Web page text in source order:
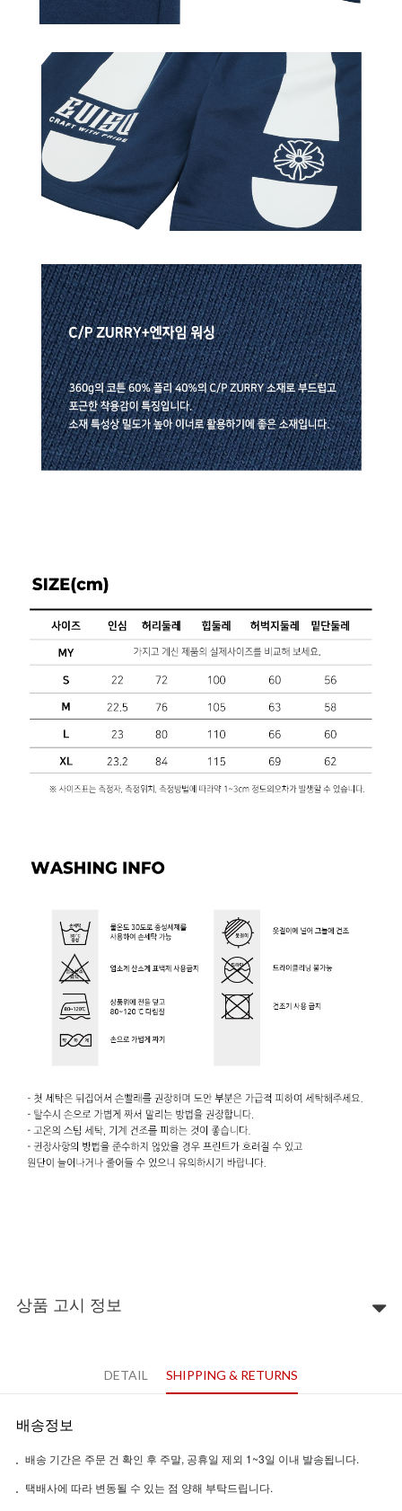
상품 고시 정보
DETAIL SHIPPING & RETURNS
배송정보
배송 기간은 주문 건 확인 후 주말, 공휴일 제외 1~3일 이내 발송됩니다.
택배사에 따라 변동될 수 있는 점 양해 부탁드립니다.